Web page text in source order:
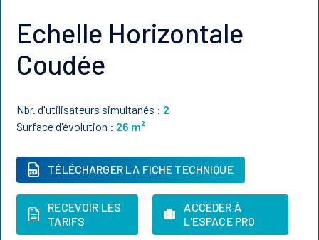
Echelle Horizontale
Coudée
Nbr. d'utilisateurs simultanés : 2
Surface d'évolution : 26 m²
TÉLÉCHARGER LA FICHE TECHNIQUE
RECEVOIR LES
TARIFS
ACCÉDER À
L'ESPACE PRO